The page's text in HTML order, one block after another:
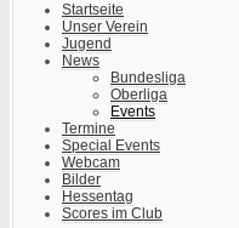
Startseite
Unser Verein
Jugend
News
Bundesliga
Oberliga
Events
Termine
Special Events
Webcam
Bilder
Hessentag
Scores im Club